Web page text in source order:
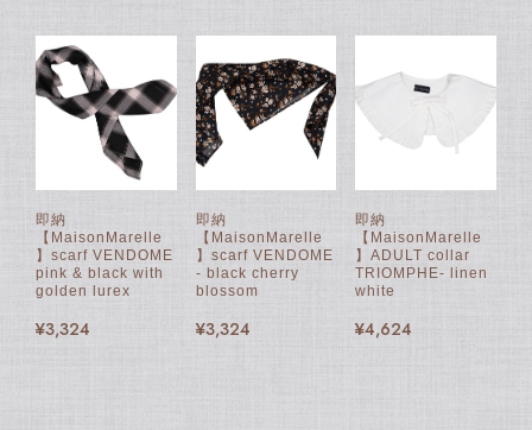
即納
【MaisonMarelle
】scarf VENDOME
pink & black with
golden lurex
¥3,324
即納
【MaisonMarelle
】scarf VENDOME
- black cherry
blossom
¥3,324
即納
【MaisonMarelle
】ADULT collar
TRIOMPHE- linen
white
¥4,624